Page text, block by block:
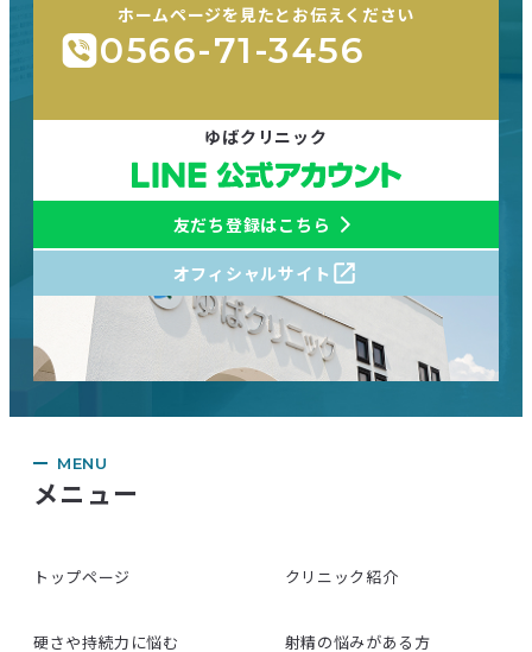
ホームページを見たとお伝えください
0566-71-3456
ゆばクリニック
友だち登録はこちら
オフィシャルサイト
MENU
メニュー
トップページ クリニック紹介
硬さや持続力に悩む
射精の悩みがある方